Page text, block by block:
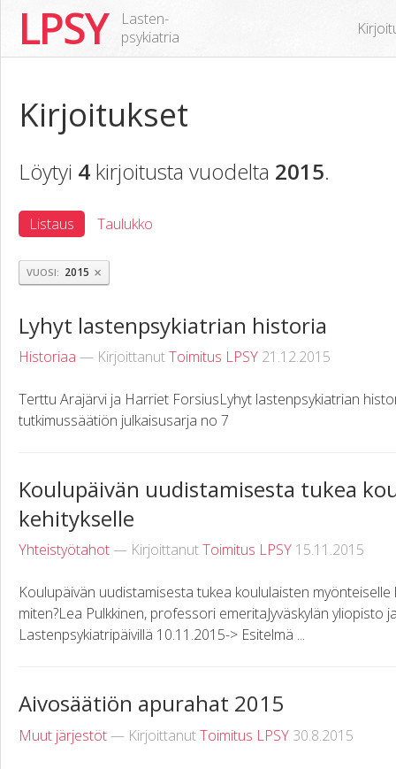
LPSY
Lasten-
psykiatria
Kirjoitukset
Löytyi 4 kirjoitusta vuodelta 2015.
Listaus Taulukko
VUOSI 2015 ×
Lyhyt lastenpsykiatrian historia
Historiaa — KirjoittanutToimitus LPSY 21.12.2015
Terttu Arajärvi ja Harriet ForsiusLyhyt lastenpsykiatrian
tutkimussäätiön julkaisusarja no 7
Koulupäivän uudistamisesta tukea
kehitykselle
Yhteistyötahot— KirjoittanutToimitus LPSY 15.11.2015
Koulupäivän uudistamisesta tukea koululaisten myönteiselle
miten?Lea Pulkkinen, professori emeritaJyväskylän yliopisto
Lastenpsykiatripäivillä 10.11.2015-> Esitelmä ...
Aivosäätiön apurahat 2015
Muut järjestöt— KirjoittanutToimitus LPSY 30.8.2015